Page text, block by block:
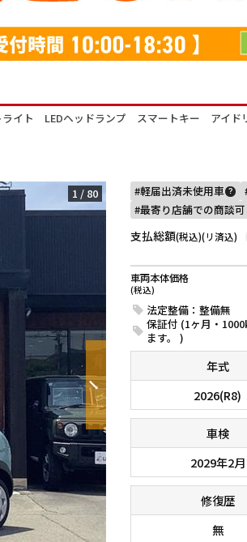
イト LEDヘッドランプ スマートキー アイド
1 / 80 軽届出済未使用車 ?
最寄り店舗での商談可
支払総額(税込)(リ済込)
車両本体価格
(税込)
法定整備：整備無
保証付 (1ヶ月・
ます。 )
年式
2026(R8)
車検
2029年2月
修復歴
無